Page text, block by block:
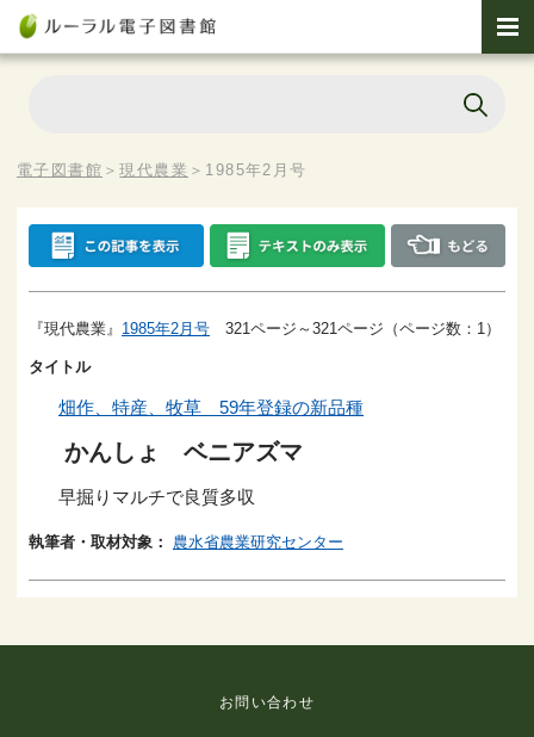
電子図書館 ＞現代農業 ＞ 1985年2月号
『現代農業』 1985年2月号 321ページ～321ページ（ページ数：1）
タイトル
畑作、特産、牧草 59年登録の新品種
かんしょ ベニアズマ
早掘りマルチで良質多収
執筆者・取材対象： 農水省農業研究センター
お問い合わせ